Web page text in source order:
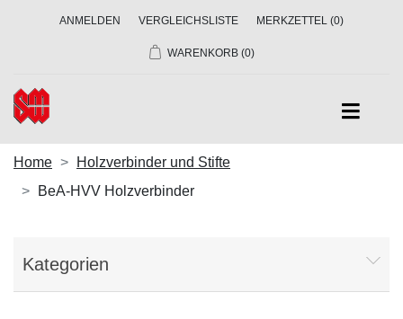
ANMELDEN VERGLEICHSLISTE MERKZETTEL (0)
WARENKORB (0)
Home
Holzverbinder und Stifte
BeA-HVV Holzverbinder
Kategorien